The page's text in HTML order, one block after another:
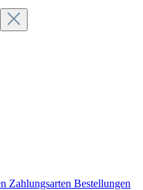
Zahlungsarten Bestellungen